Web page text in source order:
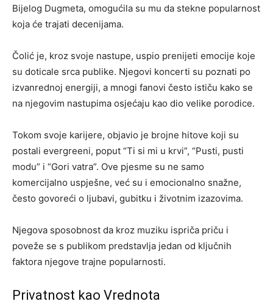
Bijelog Dugmeta, omogućila su mu da stekne popularnost
koja će trajati decenijama.
Čolić je, kroz svoje nastupe, uspio prenijeti emocije koje
su doticale srca publike. Njegovi koncerti su poznati po
izvanrednoj energiji, a mnogi fanovi često ističu kako se
na njegovim nastupima osjećaju kao dio velike porodice.
Tokom svoje karijere, objavio je brojne hitove koji su
postali evergreeni, poput “Ti si mi u krvi”, “Pusti, pusti
modu” i “Gori vatra”. Ove pjesme su ne samo
komercijalno uspješne, već su i emocionalno snažne,
često govoreći o ljubavi, gubitku i životnim izazovima.
Njegova sposobnost da kroz muziku ispriča priču i
poveže se s publikom predstavlja jedan od ključnih
faktora njegove trajne popularnosti.
Privatnost kao Vrednota